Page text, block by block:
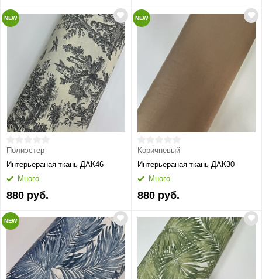
NEW
Полиэстер
Интерьераная ткань ДАК46
Много
880 руб.
NEW
Коричневый
Интерьераная ткань ДАК30
Много
880 руб.
NEW